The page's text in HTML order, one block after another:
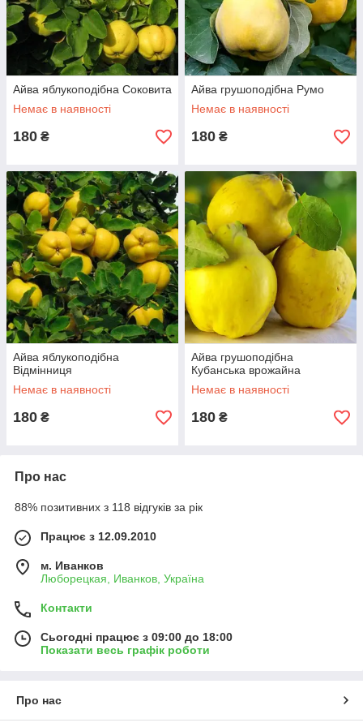
Замовляючи у нашому каталозі саджанці, слід визначитися зі
своїми смаковими уподобаннями, щоб вибрати сорт за своїм
уподобанням. Дерева цього виду зимостійкі і невибагливі,
стійко ведуть себе до різних захворювань.
Компанія Plodsad — відмінні сорти улюблених фруктових
дерев!
Айва яблукоподібна Соковита
Немає в наявності
180 ₴
Айва грушоподібна Румо
Немає в наявності
180 ₴
Айва яблукоподібна
Відмінниця
Немає в наявності
180 ₴
Айва грушоподібна
Кубанська врожайна
Немає в наявності
180 ₴
Про нас
88% позитивних з 118 відгуків за рік
Працює з 12.09.2010
м. Иванков
Люборецкая, Иванков, Україна
Контакти
Сьогодні працює з 09:00 до 18:00
Показати весь графік роботи
Про нас